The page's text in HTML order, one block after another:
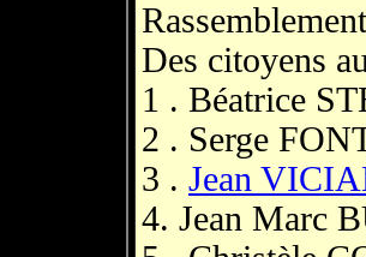
Des citoyens
1 . Béatrice
2 . Serge
3 . Jean
4. Jean Marc